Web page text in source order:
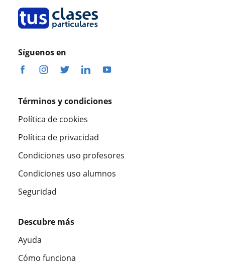
Síguenos en
Términos y condiciones
Política de cookies
Política de privacidad
Condiciones uso profesores
Condiciones uso alumnos
Seguridad
Descubre más
Ayuda
Cómo funciona